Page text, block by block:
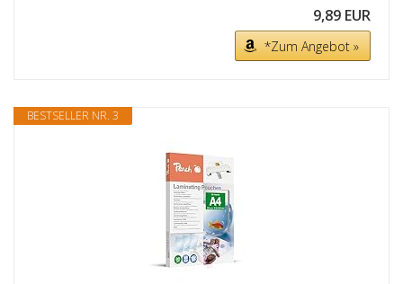
9,89 EUR
*Zum Angebot »
BESTSELLER NR. 3